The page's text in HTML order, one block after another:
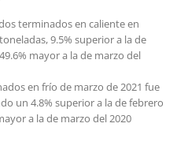
terminados en caliente en
9.5% superior a la de
mayor a la de marzo del
en frío de marzo de 2021 fue
un 4.8% superior a la de febrero
a la de marzo del 2020